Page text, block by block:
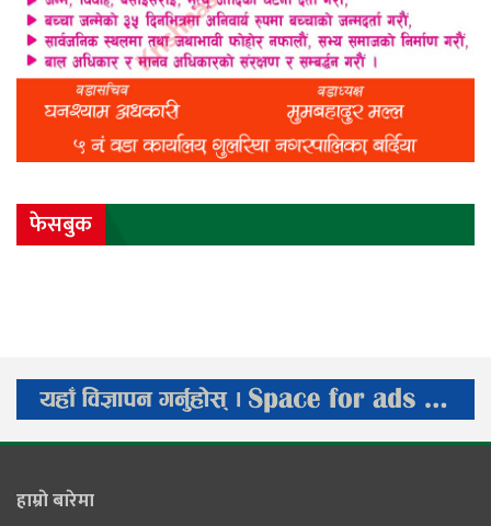
फेसबुक
हाम्राे बारेमा